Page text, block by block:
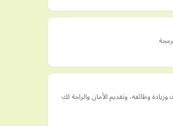
وظائفه، وتقديم الأمان والراحة لك